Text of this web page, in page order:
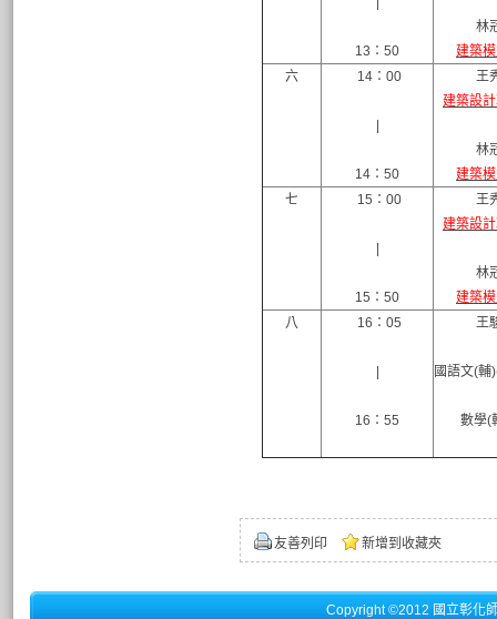
13：50
林
建築
六
14：00
14：50
王
建築設
林
建築
七
15：00
15：50
王
建築設
林
建築
八
16：05
16：55
王
國語文(輔
數學(
友善列印 新增到收藏夾
Copyright ©2012 國立彰化